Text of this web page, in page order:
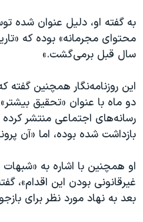
به گفته او، دلیل عنوان شده
محتوای مجرمانه» بوده که
سال قبل برمی‌گشت.»
این روزنامه‌نگار همچنین
دو ماه با عنوان «تحقیق
رسانه‌های اجتماعی منتشر
بازداشت شده بوده، اما «آن
او همچنین با اشاره به
غیرقانونی بودن این اقدام»،
بعد به نهاد مورد نظر برای